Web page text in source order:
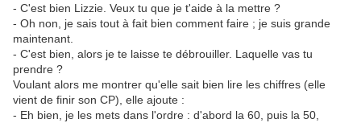
- C'est bien Lizzie. Veux tu que je t'aide à la mettre ?
- Oh non, je sais tout à fait bien comment faire ; je suis grande
maintenant.
- C'est bien, alors je te laisse te débrouiller. Laquelle vas tu
prendre ?
Voulant alors me montrer qu'elle sait bien lire les chiffres (elle
vient de finir son CP), elle ajoute :
- Eh bien, je les mets dans l'ordre : d'abord la 60, puis la 50,